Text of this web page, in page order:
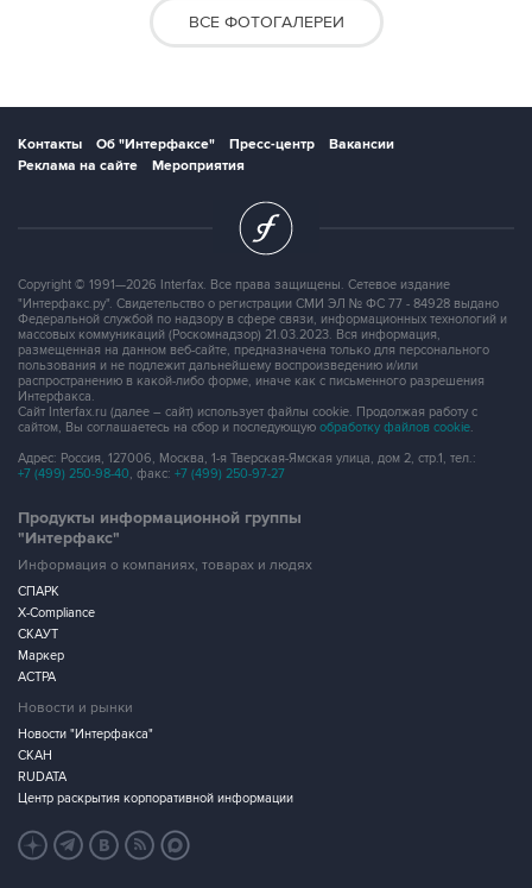
ВСЕ ФОТОГАЛЕРЕИ
Контакты Об "Интерфаксе" Пресс-центр
Вакансии
Реклама на сайте
Мероприятия
Copyright © 1991—2026 Interfax. Все права защищены. Сетевое издание
"Интерфакс.ру". Свидетельство о регистрации СМИ ЭЛ № ФС 77 - 84928 выдано
Федеральной службой по надзору в сфере связи, информационных технологий и
массовых коммуникаций (Роскомнадзор) 21.03.2023. Вся информация,
размещенная на данном веб-сайте, предназначена только для персонального
пользования и не подлежит дальнейшему воспроизведению и/или
распространению в какой-либо форме, иначе как с письменного разрешения
Интерфакса.
Сайт Interfax.ru (далее – сайт) использует файлы cookie. Продолжая работу с
сайтом, Вы соглашаетесь на сбор и последующую обработку файлов cookie.
Адрес: Россия, 127006, Москва, 1-я Тверская-Ямская улица, дом 2, стр.1, тел.:
+7 (499) 250-98-40, факс: +7 (499) 250-97-27
Продукты информационной группы
"Интерфакс"
Информация о компаниях, товарах и людях
СПАРК
X-Compliance
СКАУТ
Маркер
АСТРА
Новости и рынки
Новости "Интерфакса"
СКАН
RUDATA
Центр раскрытия корпоративной информации